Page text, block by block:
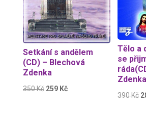
Setkání s andělem
(CD) – Blechová
Zdenka
350Kč Původní
259 KčAktuální
Tělo a
se
Zdenka
390Kč